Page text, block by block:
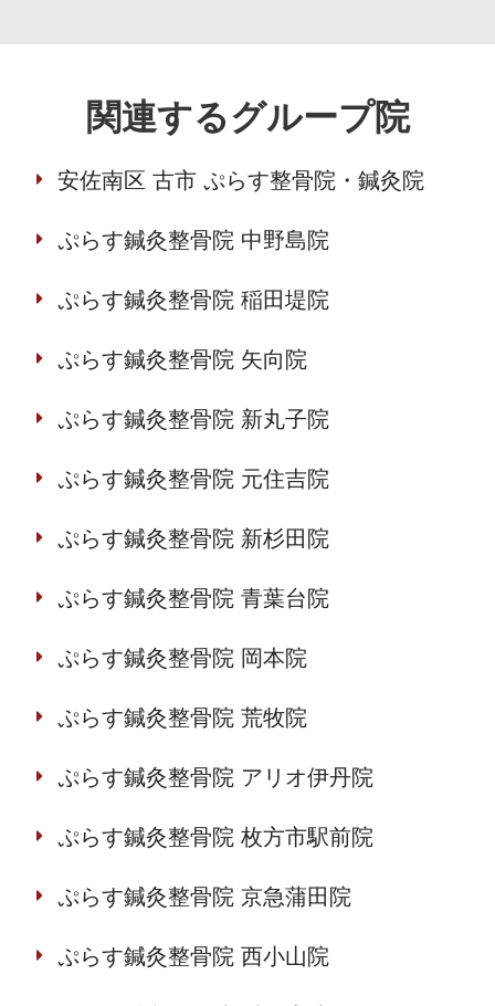
関連するグループ院
安佐南区 古市 ぷらす整骨院・鍼灸院
ぷらす鍼灸整骨院 中野島院
ぷらす鍼灸整骨院 稲田堤院
ぷらす鍼灸整骨院 矢向院
ぷらす鍼灸整骨院 新丸子院
ぷらす鍼灸整骨院 元住吉院
ぷらす鍼灸整骨院 新杉田院
ぷらす鍼灸整骨院 青葉台院
ぷらす鍼灸整骨院 岡本院
ぷらす鍼灸整骨院 荒牧院
ぷらす鍼灸整骨院 アリオ伊丹院
ぷらす鍼灸整骨院 枚方市駅前院
ぷらす鍼灸整骨院 京急蒲田院
ぷらす鍼灸整骨院 西小山院